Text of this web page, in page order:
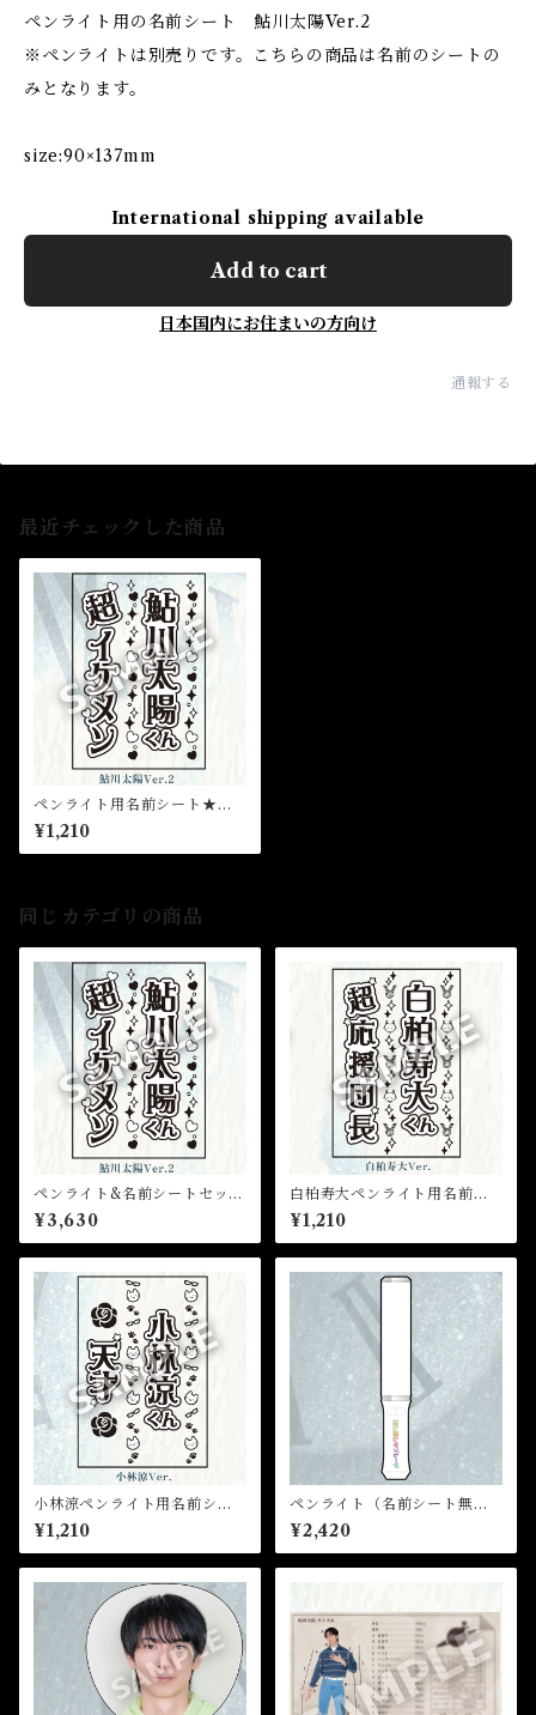
ペンライト用の名前シート 鮎川太陽Ver.2
※ペンライトは別売りです。こちらの商品は名前のシートの
みとなります。
size:90×137mm
International shipping available
Add to cart
日本国内にお住まいの方向け
通報する
最近チェックした商品
ペンライト用名前シート★芸
能24周年記念イベント
¥1,210
同じカテゴリの商品
ペンライト&名前シートセット
（鮎川太陽）★芸能24周年記
念イベント
¥3,630
白柏寿大ペンライト用名前シ
ート(10月31日までの販売）★
芸能24周年記念イベント
¥1,210
小林涼ペンライト用名前シー
ト(10月31日までの販売）★芸
能24周年記念イベント
¥1,210
ペンライト（名前シート無
し）★芸能24周年記念イベン
ト
¥2,420